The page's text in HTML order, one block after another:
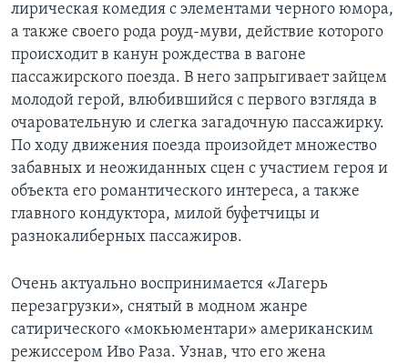
лирическая комедия с элементами черного юмора,
а также своего рода роуд-муви, действие которого
происходит в канун рождества в вагоне
пассажирского поезда. В него запрыгивает зайцем
молодой герой, влюбившийся с первого взгляда в
очаровательную и слегка загадочную пассажирку.
По ходу движения поезда произойдет множество
забавных и неожиданных сцен с участием героя и
объекта его романтического интереса, а также
главного кондуктора, милой буфетчицы и
разнокалиберных пассажиров.
Очень актуально воспринимается «Лагерь
перезагрузки», снятый в модном жанре
сатирического «мокьюментари» американским
режиссером Иво Раза. Узнав, что его жена